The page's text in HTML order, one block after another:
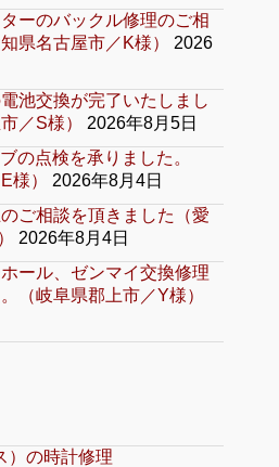
ーのバックル修理のご相
県名古屋市／K様）
2026
池交換が完了いたしまし
／S様）
2026年8月5日
の点検を承りました。
様）
2026年8月4日
ご相談を頂きました（愛
2026年8月4日
ール、ゼンマイ交換修理
（岐阜県郡上市／Y様）
）の時計修理